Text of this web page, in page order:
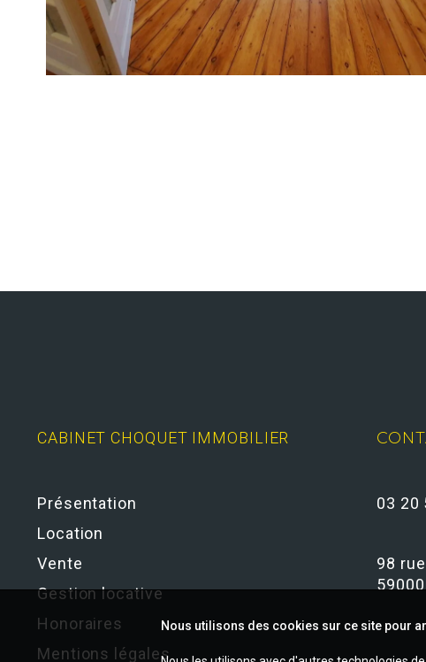
CABINET CHOQUET IMMOBILIER
Présentation
Location
Vente
Gestion locative
Honoraires
Mentions légales
03 20
98
59000
Nous utilisons des cookies sur ce site pour